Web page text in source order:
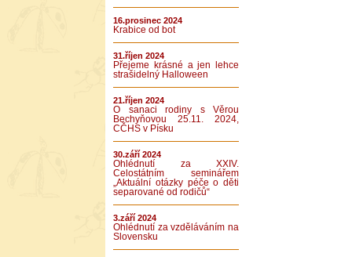
16.prosinec 2024
Krabice od bot
31.říjen 2024
Přejeme krásné a jen lehce
strašidelný Halloween
21.říjen 2024
O sanaci rodiny s Věrou
Bechyňovou 25.11. 2024,
CČHS v Písku
30.září 2024
Ohlédnutí za XXIV.
Celostátním seminářem
„Aktuální otázky péče o děti
separované od rodičů“
3.září 2024
Ohlédnutí za vzděláváním na
Slovensku